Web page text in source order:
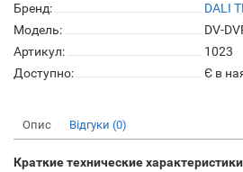
Бренд:
DALI
Модель:
DV-
Артикул:
1023
Доступно:
Є в
Опис Відгуки (0)
Краткие технические